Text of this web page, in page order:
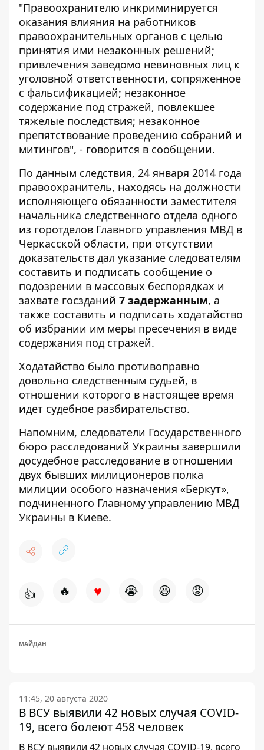
"Правоохранителю инкриминируется
оказания влияния на работников
правоохранительных органов с целью
принятия ими незаконных решений;
привлечения заведомо невиновных лиц к
уголовной ответственности, сопряженное
с фальсификацией; незаконное
содержание под стражей, повлекшее
тяжелые последствия; незаконное
препятствование проведению собраний и
митингов", - говорится в сообщении.
По данным следствия, 24 января 2014 года
правоохранитель, находясь на должности
исполняющего обязанности заместителя
начальника следственного отдела одного
из горотделов Главного управления МВД в
Черкасской области, при отсутствии
доказательств дал указание следователям
составить и подписать сообщение о
подозрении в массовых беспорядках и
захвате госзданий 7 задержанным, а
также составить и подписать ходатайство
об избрании им меры пресечения в виде
содержания под стражей.
Ходатайство было противоправно
довольно следственным судьей, в
отношении которого в настоящее время
идет судебное разбирательство.
Напомним, следователи Государственного
бюро расследований Украины завершили
досудебное расследование в отношении
двух бывших милиционеров полка
милиции особого назначения «Беркут»,
подчиненного Главному управлению МВД
Украины в Киеве.
👍 🔥 ♥ 😭 😆 😡
МАЙДАН
11:45, 20 августа 2020
В ВСУ выявили 42 новых случая COVID-
19, всего болеют 458 человек
В ВСУ выявили 42 новых случая COVID-19, всего